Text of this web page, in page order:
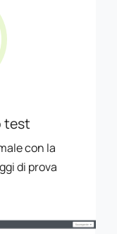
test
con la
di prova